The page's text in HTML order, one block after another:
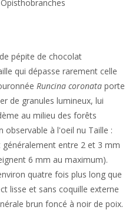
pépite de chocolat
qui dépasse rarement celle
Runcina coronata porte
de granules lumineux, lui
au milieu des forêts
observable à l'oeil nu Taille :
entre 2 et 3 mm
6 mm au maximum).
quatre fois plus long que
lisse et sans coquille externe
brun foncé à noir de poix.